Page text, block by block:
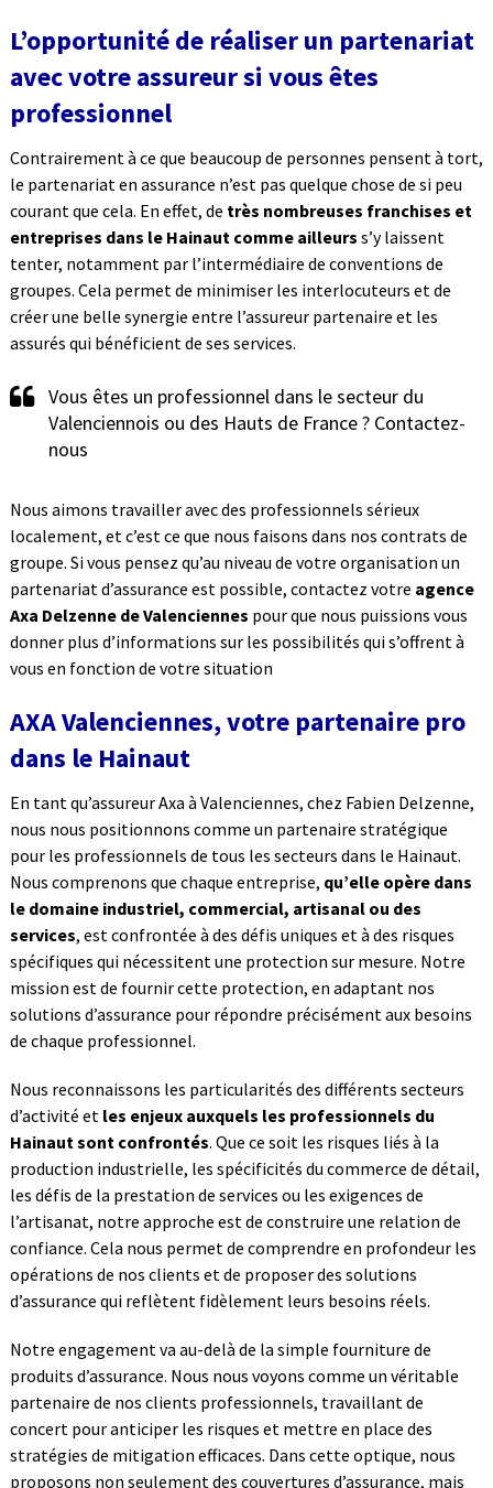
L’opportunité de réaliser un partenariat
avec votre assureur si vous êtes
professionnel
Contrairement à ce que beaucoup de personnes pensent à tort,
le partenariat en assurance n’est pas quelque chose de si peu
courant que cela. En effet, de très nombreuses franchises et
entreprises dans le Hainaut comme ailleurs s’y laissent
tenter, notamment par l’intermédiaire de conventions de
groupes. Cela permet de minimiser les interlocuteurs et de
créer une belle synergie entre l’assureur partenaire et les
assurés qui bénéficient de ses services.
Vous êtes un professionnel dans le secteur du
Valenciennois ou des Hauts de France ? Contactez-
nous
Nous aimons travailler avec des professionnels sérieux
localement, et c’est ce que nous faisons dans nos contrats de
groupe. Si vous pensez qu’au niveau de votre organisation un
partenariat d’assurance est possible, contactez votre agence
Axa Delzenne de Valenciennes pour que nous puissions vous
donner plus d’informations sur les possibilités qui s’offrent à
vous en fonction de votre situation
AXA Valenciennes, votre partenaire pro
dans le Hainaut
En tant qu’assureur Axa à Valenciennes, chez Fabien Delzenne,
nous nous positionnons comme un partenaire stratégique
pour les professionnels de tous les secteurs dans le Hainaut.
Nous comprenons que chaque entreprise, qu’elle opère dans
le domaine industriel, commercial, artisanal ou des
services, est confrontée à des défis uniques et à des risques
spécifiques qui nécessitent une protection sur mesure. Notre
mission est de fournir cette protection, en adaptant nos
solutions d’assurance pour répondre précisément aux besoins
de chaque professionnel.
Nous reconnaissons les particularités des différents secteurs
d’activité et les enjeux auxquels les professionnels du
Hainaut sont confrontés. Que ce soit les risques liés à la
production industrielle, les spécificités du commerce de détail,
les défis de la prestation de services ou les exigences de
l’artisanat, notre approche est de construire une relation de
confiance. Cela nous permet de comprendre en profondeur les
opérations de nos clients et de proposer des solutions
d’assurance qui reflètent fidèlement leurs besoins réels.
Notre engagement va au-delà de la simple fourniture de
produits d’assurance. Nous nous voyons comme un véritable
partenaire de nos clients professionnels, travaillant de
concert pour anticiper les risques et mettre en place des
stratégies de mitigation efficaces. Dans cette optique, nous
proposons non seulement des couvertures d’assurance, mais